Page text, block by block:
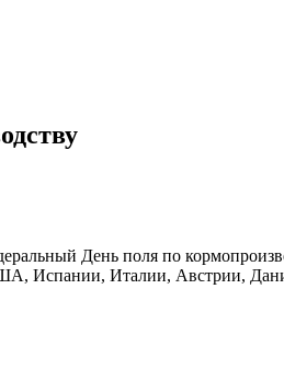
День поля по
Испании, Италии, Австрии,